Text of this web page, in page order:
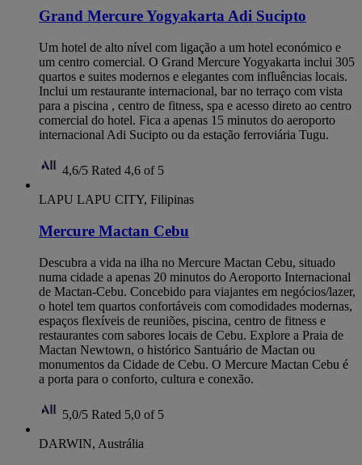
Grand Mercure Yogyakarta Adi Sucipto
Um hotel de alto nível com ligação a um hotel económico e
um centro comercial. O Grand Mercure Yogyakarta inclui 305
quartos e suites modernos e elegantes com influências locais.
Inclui um restaurante internacional, bar no terraço com vista
para a piscina , centro de fitness, spa e acesso direto ao centro
comercial do hotel. Fica a apenas 15 minutos do aeroporto
internacional Adi Sucipto ou da estação ferroviária Tugu.
4,6/5 Rated 4,6 of 5
LAPU LAPU CITY, Filipinas
Mercure Mactan Cebu
Descubra a vida na ilha no Mercure Mactan Cebu, situado
numa cidade a apenas 20 minutos do Aeroporto Internacional
de Mactan-Cebu. Concebido para viajantes em negócios/lazer,
o hotel tem quartos confortáveis com comodidades modernas,
espaços flexíveis de reuniões, piscina, centro de fitness e
restaurantes com sabores locais de Cebu. Explore a Praia de
Mactan Newtown, o histórico Santuário de Mactan ou
monumentos da Cidade de Cebu. O Mercure Mactan Cebu é
a porta para o conforto, cultura e conexão.
5,0/5 Rated 5,0 of 5
DARWIN, Austrália